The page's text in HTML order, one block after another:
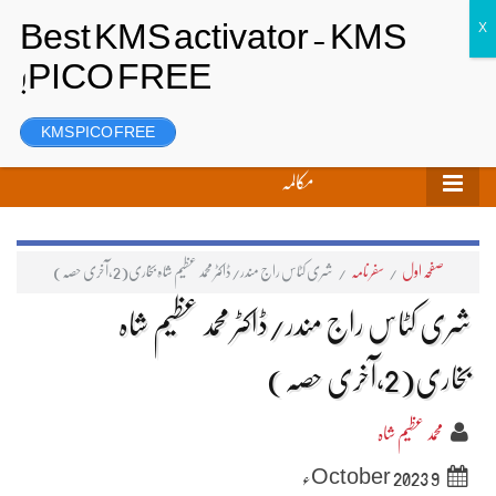
رجسٹر
مکالمہ
صفحہ اول / سفر نامہ / شری کٹاس راج مندر/ڈاکٹر محمد عظیم شاہ بخاری(2،آخری حصّہ)
شری کٹاس راج مندر/ڈاکٹر محمد عظیم شاہ
بخاری(2،آخری حصّہ)
محمد عظیم شاہ
9 October 2023ء
KMS PICO FREE